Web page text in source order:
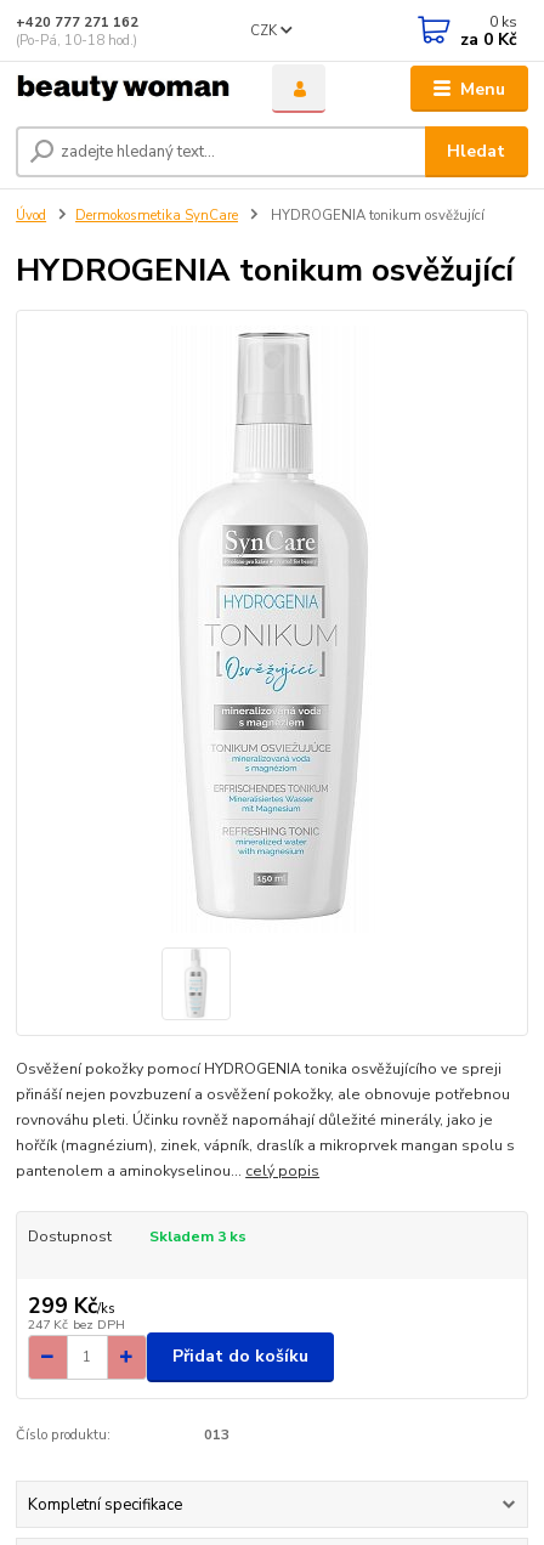
Menu
CZK
Hledat
+420 777 271 162
(Po-Pá, 10-18 hod.)
0 ks
za 0 Kč
Úvod Dermokosmetika SynCare HYDROGENIA tonikum osvěžující
HYDROGENIA tonikum osvěžující
Osvěžení pokožky pomocí HYDROGENIA tonika osvěžujícího ve spreji
přináší nejen povzbuzení a osvěžení pokožky, ale obnovuje potřebnou
rovnováhu pleti. Účinku rovněž napomáhají důležité minerály, jako je
hořčík (magnézium), zinek, vápník, draslík a mikroprvek mangan spolu s
pantenolem a aminokyselinou... celý popis
Dostupnost Skladem 3 ks
299 Kč/ks
247 Kč bez DPH
Přidat do košíku
Číslo produktu: 013
Kompletní specifikace